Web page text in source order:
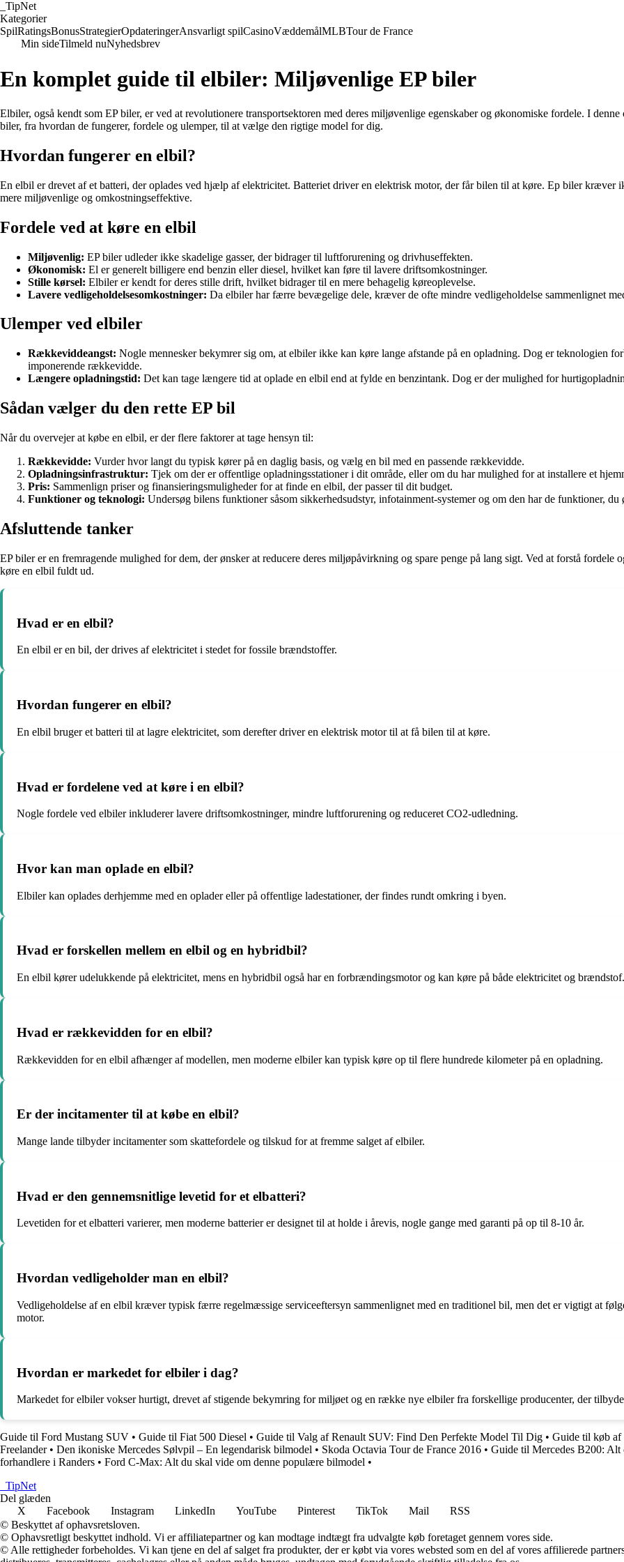
TipNet
Kategorier
SpilRatingsBonusStrategierOpdateringerAnsvarligt spilCasinoVæddemålMLBTour de France
Min sideTilmeld nuNyhedsbrev
En komplet guide til elbiler: Miljøvenlige EP biler
Elbiler, også kendt som EP biler, er ved at revolutionere transportsektoren med deres miljøvenlige egenskaber og økonomiske fordele. I
biler, fra hvordan de fungerer, fordele og ulemper, til at vælge den rigtige model for dig.
Hvordan fungerer en elbil?
En elbil er drevet af et batteri, der oplades ved hjælp af elektricitet. Batteriet driver en elektrisk motor, der får bilen til at køre. Ep biler kræver
mere miljøvenlige og omkostningseffektive.
Fordele ved at køre en elbil
Miljøvenlig: EP biler udleder ikke skadelige gasser, der bidrager til luftforurening og drivhuseffekten.
Økonomisk: El er generelt billigere end benzin eller diesel, hvilket kan føre til lavere driftsomkostninger.
Stille kørsel: Elbiler er kendt for deres stille drift, hvilket bidrager til en mere behagelig køreoplevelse.
Lavere vedligeholdelsesomkostninger: Da elbiler har færre bevægelige dele, kræver de ofte mindre vedligeholdelse sammenlignet
Ulemper ved elbiler
Rækkeviddeangst: Nogle mennesker bekymrer sig om, at elbiler ikke kan køre lange afstande på en opladning. Dog er teknologien
imponerende rækkevidde.
Længere opladningstid: Det kan tage længere tid at oplade en elbil end at fylde en benzintank. Dog er der mulighed for
Sådan vælger du den rette EP bil
Når du overvejer at købe en elbil, er der flere faktorer at tage hensyn til:
Rækkevidde: Vurder hvor langt du typisk kører på en daglig basis, og vælg en bil med en passende rækkevidde.
Opladningsinfrastruktur: Tjek om der er offentlige opladningsstationer i dit område, eller om du har mulighed for at installere et
Pris: Sammenlign priser og finansieringsmuligheder for at finde en elbil, der passer til dit budget.
Funktioner og teknologi: Undersøg bilens funktioner såsom sikkerhedsudstyr, infotainment-systemer og om den har de funktioner, du
Afsluttende tanker
EP biler er en fremragende mulighed for dem, der ønsker at reducere deres miljøpåvirkning og spare penge på lang sigt. Ved at forstå
køre en elbil fuldt ud.
Hvad er en elbil?
En elbil er en bil, der drives af elektricitet i stedet for fossile brændstoffer.
Hvordan fungerer en elbil?
En elbil bruger et batteri til at lagre elektricitet, som derefter driver en elektrisk motor til at få bilen til at køre.
Hvad er fordelene ved at køre i en elbil?
Nogle fordele ved elbiler inkluderer lavere driftsomkostninger, mindre luftforurening og reduceret CO2-udledning.
Hvor kan man oplade en elbil?
Elbiler kan oplades derhjemme med en oplader eller på offentlige ladestationer, der findes rundt omkring i byen.
Hvad er forskellen mellem en elbil og en hybridbil?
En elbil kører udelukkende på elektricitet, mens en hybridbil også har en forbrændingsmotor og kan køre på både elektricitet og brændstof.
Hvad er rækkevidden for en elbil?
Rækkevidden for en elbil afhænger af modellen, men moderne elbiler kan typisk køre op til flere hundrede kilometer på en opladning.
Er der incitamenter til at købe en elbil?
Mange lande tilbyder incitamenter som skattefordele og tilskud for at fremme salget af elbiler.
Hvad er den gennemsnitlige levetid for et elbatteri?
Levetiden for et elbatteri varierer, men moderne batterier er designet til at holde i årevis, nogle gange med garanti på op til 8-10 år.
Hvordan vedligeholder man en elbil?
Vedligeholdelse af en elbil kræver typisk færre regelmæssige serviceeftersyn sammenlignet med en traditionel bil, men det er vigtigt at
motor.
Hvordan er markedet for elbiler i dag?
Markedet for elbiler vokser hurtigt, drevet af stigende bekymring for miljøet og en række nye elbiler fra forskellige producenter, der
Guide til Ford Mustang SUV • Guide til Fiat 500 Diesel • Guide til Valg af Renault SUV: Find Den Perfekte Model Til Dig • Guide til køb af
Freelander• Den ikoniske Mercedes Sølvpil – En legendarisk bilmodel • Skoda Octavia Tour de France 2016 • Guide til Mercedes B200: Alt
forhandlere i Randers • Ford C-Max: Alt du skal vide om denne populære bilmodel •
TipNet
Del glæden
X
Facebook Instagram LinkedIn YouTube Pinterest TikTok Mail
RSS
© Beskyttet af ophavsretsloven.
© Ophavsretligt beskyttet indhold. Vi er affiliatepartner og kan modtage indtægt fra udvalgte køb foretaget gennem vores side.
© Alle rettigheder forbeholdes. Vi kan tjene en del af salget fra produkter, der er købt via vores websted som en del af vores affilierede